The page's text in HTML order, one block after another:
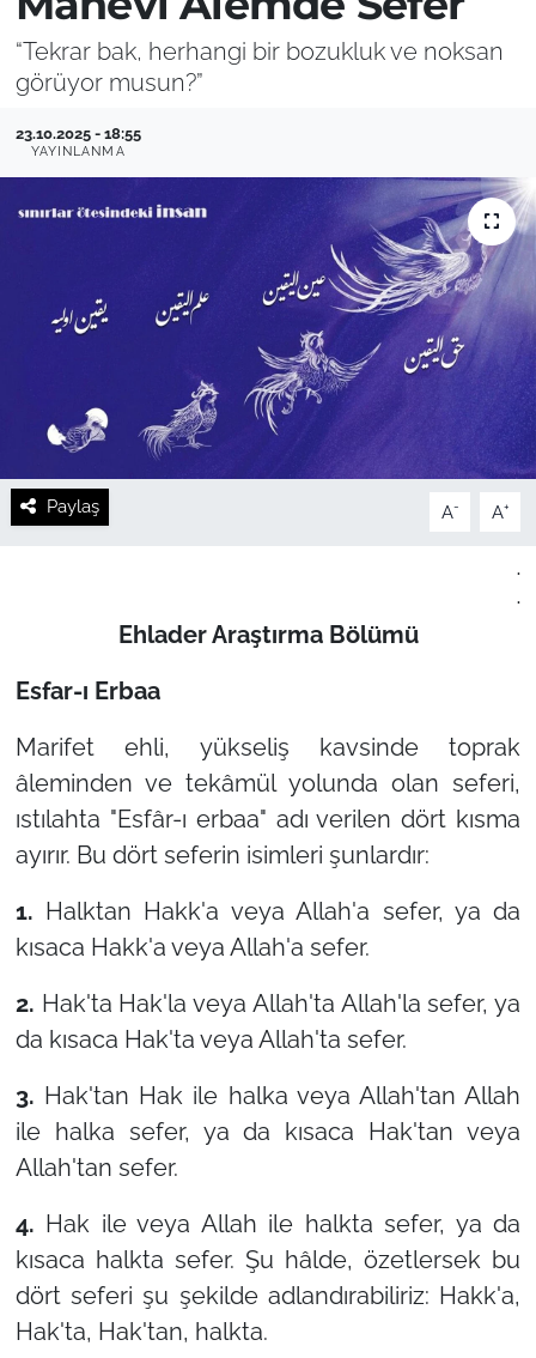
“Tekrar bak, herhangi bir bozukluk ve noksan
görüyor musun?”
23.10.2025 - 18:55
YAYINLANMA
Paylaş A- A+
.
.
Ehlader Araştırma Bölümü
Esfar-ı Erbaa
Marifet ehli, yükseliş kavsinde toprak
âleminden ve tekâmül yolunda olan seferi,
ıstılahta "Esfâr-ı erbaa" adı verilen dört kısma
ayırır. Bu dört seferin isimleri şunlardır:
1. Halktan Hakk'a veya Allah'a sefer, ya da
kısaca Hakk'a veya Allah'a sefer.
2. Hak'ta Hak'la veya Allah'ta Allah'la sefer, ya
da kısaca Hak'ta veya Allah'ta sefer.
3. Hak'tan Hak ile halka veya Allah'tan Allah
ile halka sefer, ya da kısaca Hak'tan veya
Allah'tan sefer.
4. Hak ile veya Allah ile halkta sefer, ya da
kısaca halkta sefer. Şu hâlde, özetlersek bu
dört seferi şu şekilde adlandırabiliriz: Hakk'a,
Hak'ta, Hak'tan, halkta.